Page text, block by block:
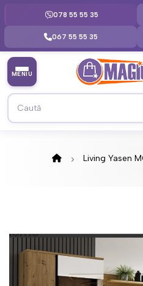
078 55 55 35
067 55 55 35
MENIU
Living Yasen